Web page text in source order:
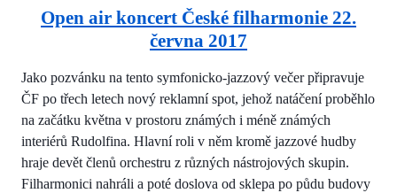
Open air koncert České filharmonie 22.
června 2017
Jako pozvánku na tento symfonicko-jazzový večer připravuje
ČF po třech letech nový reklamní spot, jehož natáčení proběhlo
na začátku května v prostoru známých i méně známých
interiérů Rudolfina. Hlavní roli v něm kromě jazzové hudby
hraje devět členů orchestru z různých nástrojových skupin.
Filharmonici nahráli a poté doslova od sklepa po půdu budovy